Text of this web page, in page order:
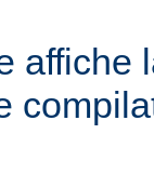
affiche